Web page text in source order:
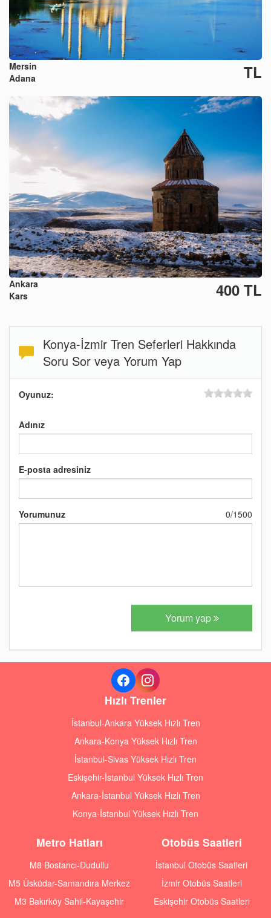
Mersin
Adana
TL
Ankara
Kars
400 TL
Konya-İzmir Tren Seferleri Hakkında
Soru Sor veya Yorum Yap
Oyunuz:
Adınız
E-posta adresiniz
Yorumunuz 0/1500
Yorum yap
Hızlı Trenler
İstanbul-Ankara Yüksek Hızlı Tren
Ankara-Konya Yüksek Hızlı Tren
İstanbul-Sivas Yüksek Hızlı Tren
Eskişehir-İstanbul Yüksek Hızlı Tren
Ankara-İstanbul Yüksek Hızlı Tren
Konya-İstanbul Yüksek Hızlı Tren
Metro Hatları
M8 Bostancı-Dudullu
M5 Üsküdar-Samandıra Merkez
M3 Bakırköy Sahil-Kayaşehir
Otobüs Saatleri
İstanbul Otobüs Saatleri
İzmir Otobüs Saatleri
Eskişehir Otobüs Saatleri